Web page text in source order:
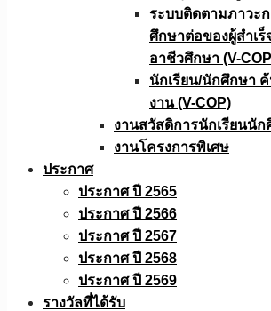
ระบบติดตามภาวะ
ศึกษาต่อของผู้สำเร็
อาชีวศึกษา (V-
นักเรียน/นักศึกษา
งาน (V-COP)
งานสวัสดิการนักเรียนนัก
งานโครงการพิเศษ
ประกาศ
ประกาศ ปี 2565
ประกาศ ปี 2566
ประกาศ ปี 2567
ประกาศ ปี 2568
ประกาศ ปี 2569
รางวัลที่ได้รับ